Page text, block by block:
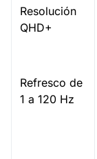
Resolución
QHD+
Refresco de
1 a 120 Hz